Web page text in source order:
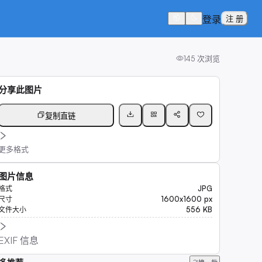
登录 注 册
145 次浏览
享此图片
复制直链
多格式
片信息
式 JPG
寸 1600x1600 px
件大小 556 KB
信息